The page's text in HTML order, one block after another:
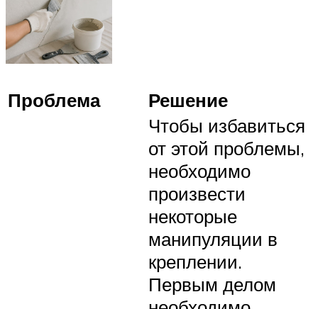
Проблема Решение
Чтобы избавиться
от этой проблемы,
необходимо
произвести
некоторые
манипуляции в
креплении.
Первым делом